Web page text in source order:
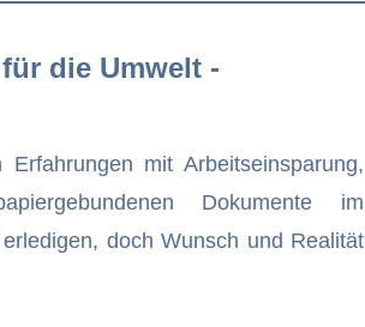
die Umwelt -
mit Arbeitseinsparung,
Dokumente im
doch Wunsch und Realität